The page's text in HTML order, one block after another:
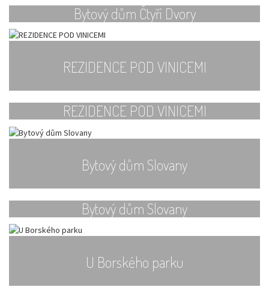
Bytový dům Čtyři Dvory
REZIDENCE POD VINICEMI
REZIDENCE POD VINICEMI
Bytový dům Slovany
Bytový dům Slovany
U Borského parku